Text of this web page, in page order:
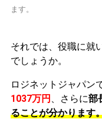
ます。
それでは、役職に就
でしょうか。
ロジネットジャパン
1037万円
、さらに部
ることが分かります